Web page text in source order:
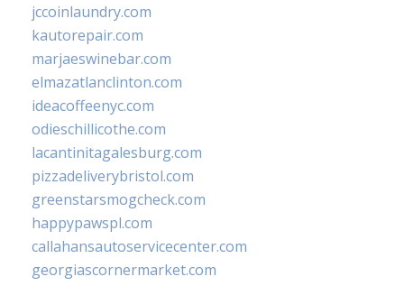
jccoinlaundry.com
kautorepair.com
marjaeswinebar.com
elmazatlanclinton.com
ideacoffeenyc.com
odieschillicothe.com
lacantinitagalesburg.com
pizzadeliverybristol.com
greenstarsmogcheck.com
happypawspl.com
callahansautoservicecenter.com
georgiascornermarket.com